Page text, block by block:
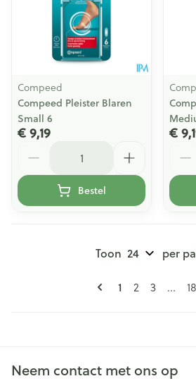
Compeed
Compeed Pleister Blaren
Small 6
€ 9,19
Bestel
€
Pagina's
U lees
1 Pagina
2 Pagina
3 ... 18
Toon per
Neem contact met ons op